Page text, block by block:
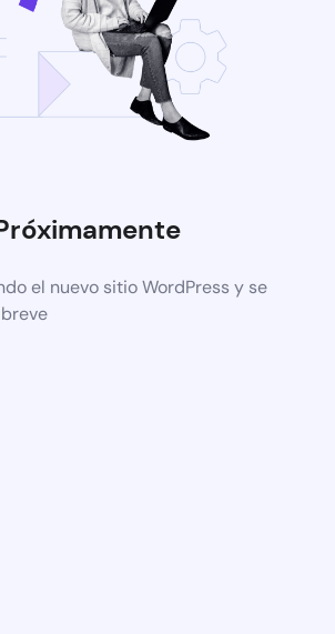
el nuevo sitio WordPress y se